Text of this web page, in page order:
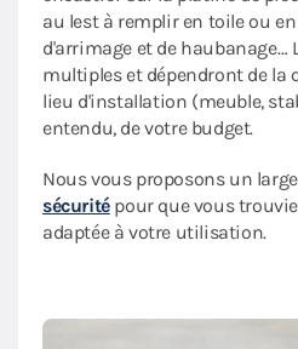
au lest à remplir en toile ou
d'arrimage et de haubanage…
multiples et dépendront de la
lieu d'installation (meuble,
entendu, de votre budget.
Nous vous proposons un
sécuritépour que vous
adaptée à votre utilisation.